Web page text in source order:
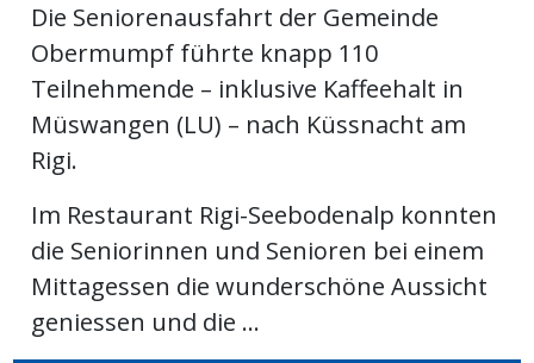
Die Seniorenausfahrt der Gemeinde
Obermumpf führte knapp 110
Teilnehmende – inklusive Kaffeehalt in
Müswangen (LU) – nach Küssnacht am
Rigi.
Im Restaurant Rigi-Seebodenalp konnten
die Seniorinnen und Senioren bei einem
Mittagessen die wunderschöne Aussicht
geniessen und die ...